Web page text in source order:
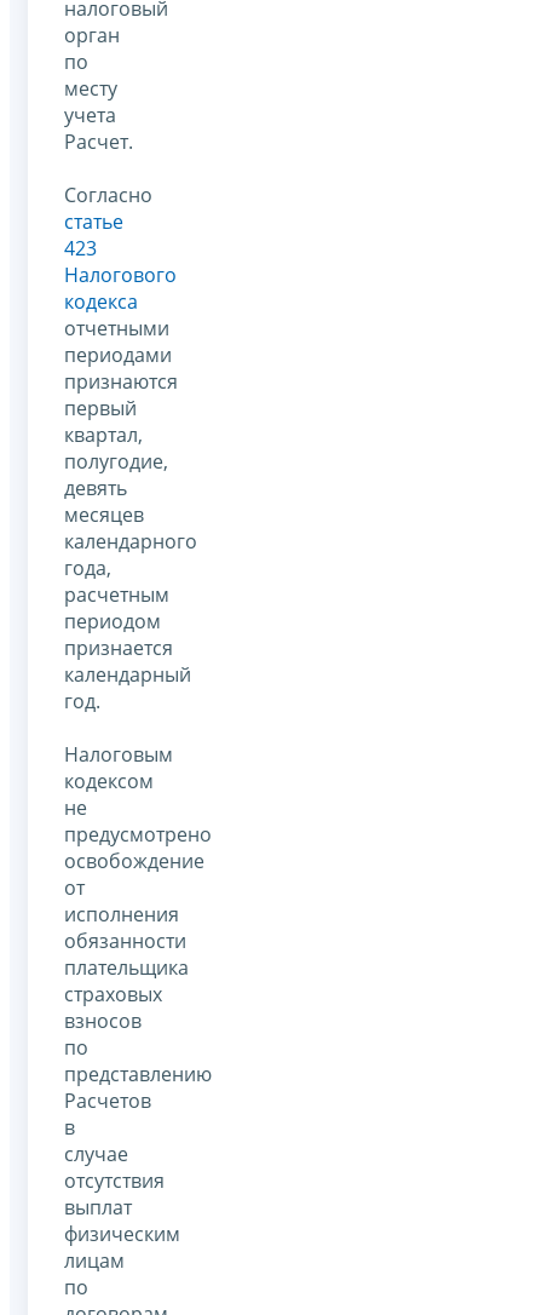
налоговый
орган
по
месту
учета
Расчет.
Согласно
статье
423
Налогового
кодекса
отчетными
периодами
признаются
первый
квартал,
полугодие,
девять
месяцев
календарного
года,
расчетным
периодом
признается
календарный
год.
Налоговым
кодексом
не
предусмотрено
освобождение
от
исполнения
обязанности
плательщика
страховых
взносов
по
представлению
Расчетов
в
случае
отсутствия
выплат
физическим
лицам
по